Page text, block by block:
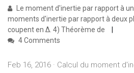
Le moment d'inertie par rapport à
moments d'inertie par rapport à deux
coupent en ∆. 4) Théorème de
4 Comments
Feb 16, 2016 · Calcul du moment